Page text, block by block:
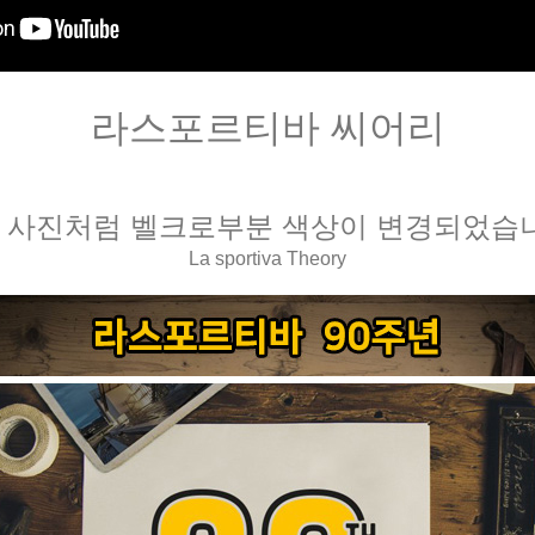
라스포르티바 씨어리
사진처럼 벨크로부분 색상이 변경되었습
La sportiva Theory